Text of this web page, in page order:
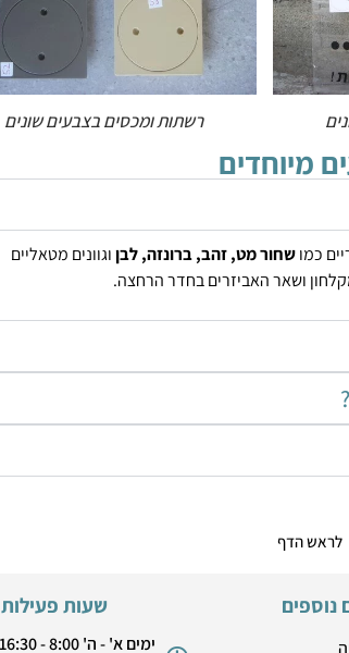
רשתות ומכסים בצבעים שונים
מיוחדים
כמושחור מט, זהב, ברונזה, לבןוגוונים מטאליים
ושאר האביזרים בחדר הרחצה.
לראש הדף
נוספים שעות פעילות
ימים א' - ה' 8:00 - 16:30